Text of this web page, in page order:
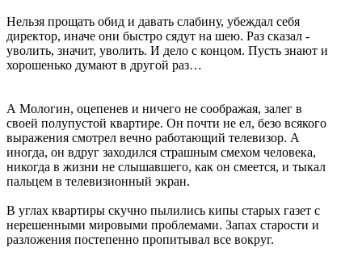
Нельзя прощать обид и давать слабину, убеждал себя
директор, иначе они быстро сядут на шею. Раз сказал -
уволить, значит, уволить. И дело с концом. Пусть знают и
хорошенько думают в другой раз…
А Мологин, оцепенев и ничего не соображая, залег в
своей полупустой квартире. Он почти не ел, безо всякого
выражения смотрел вечно работающий телевизор. А
иногда, он вдруг заходился страшным смехом человека,
никогда в жизни не слышавшего, как он смеется, и тыкал
пальцем в телевизионный экран.
В углах квартиры скучно пылились кипы старых газет с
нерешенными мировыми проблемами. Запах старости и
разложения постепенно пропитывал все вокруг.